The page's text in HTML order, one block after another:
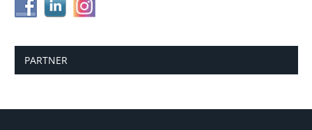
PARTNER